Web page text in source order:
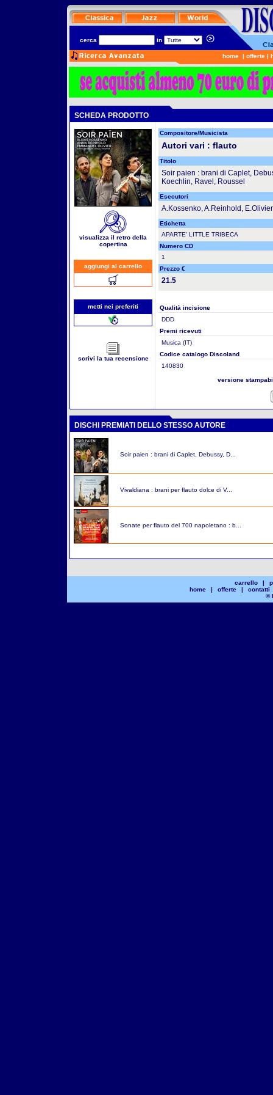
cerca in
home | offerte |
SCHEDA PRODOTTO
visualizza il retro della
copertina
aggiungi al carrello
metti nei preferiti
scrivi la tua recensione
Compositore/Musicista
Autori vari : flauto
Titolo
Soir paien : brani di Caplet,
Koechlin, Ravel, Roussel
Esecutori
A.Kossenko, A.Reinhold, E.Olivier
Etichetta
APARTE' LITTLE TRIBECA
Numero CD
1
Prezzo €
21.5
Qualità incisione
DDD
Premi ricevuti
Musica (IT)
Codice catalogo Discoland
140830
versione
DISCHI PREMIATI DELLO STESSO AUTORE
Soir paien : brani di Caplet, Debussy, D...
Vivaldiana : brani per flauto dolce di V...
Sonate per flauto del 700 napoletano : b...
carrello |
home
| offerte |
contatti
©